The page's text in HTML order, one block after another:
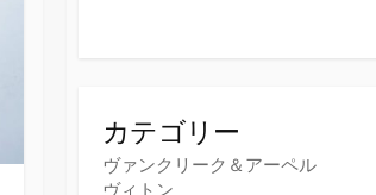
カテゴリー
ヴァンクリーク＆アーペル
ヴィトン